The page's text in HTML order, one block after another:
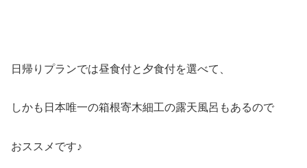
日帰りプランでは昼食付と夕食付を選べて、
しかも日本唯一の箱根寄木細工の露天風呂もあるので
おススメです♪